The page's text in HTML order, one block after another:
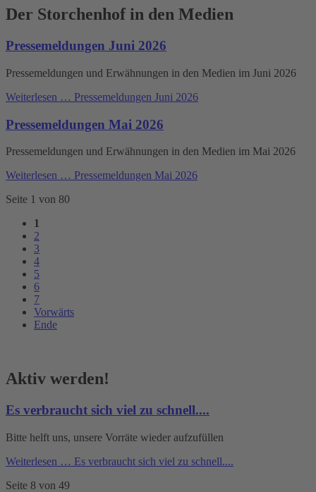
Der Storchenhof in den Medien
Pressemeldungen Juni 2026
Pressemeldungen und Erwähnungen in den Medien im Juni 2026
Weiterlesen … Pressemeldungen Juni 2026
Pressemeldungen Mai 2026
Pressemeldungen und Erwähnungen in den Medien im Mai 2026
Weiterlesen … Pressemeldungen Mai 2026
Seite 1 von 80
1
2
3
4
5
6
7
Vorwärts
Ende
Aktiv werden!
Es verbraucht sich viel zu schnell....
Bitte helft uns, unsere Vorräte wieder aufzufüllen
Weiterlesen … Es verbraucht sich viel zu schnell....
Seite 8 von 49